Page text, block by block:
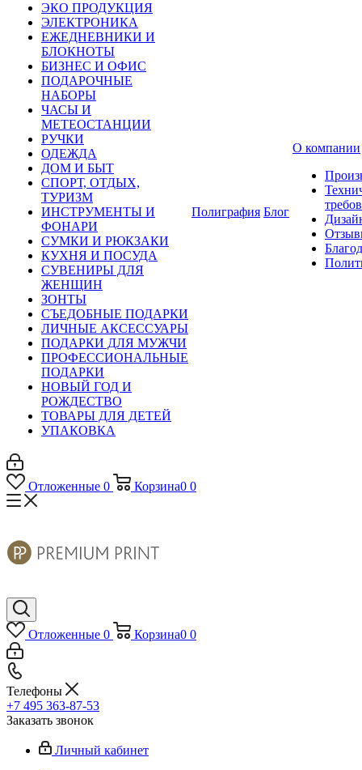
ЭКО ПРОДУКЦИЯ
ЭЛЕКТРОНИКА
ЕЖЕДНЕВНИКИ И
БЛОКНОТЫ
БИЗНЕС И ОФИС
ПОДАРОЧНЫЕ
НАБОРЫ
ЧАСЫ И
МЕТЕОСТАНЦИИ
РУЧКИ
ОДЕЖДА
ДОМ И БЫТ
СПОРТ, ОТДЫХ,
ТУРИЗМ
ИНСТРУМЕНТЫ И
ФОНАРИ
СУМКИ И РЮКЗАКИ
КУХНЯ И ПОСУДА
СУВЕНИРЫ ДЛЯ
ЖЕНЩИН
ЗОНТЫ
СЪЕДОБНЫЕ ПОДАРКИ
ЛИЧНЫЕ АКСЕССУАРЫ
ПОДАРКИ ДЛЯ МУЖЧИ
ПРОФЕССИОНАЛЬНЫЕ
ПОДАРКИ
НОВЫЙ ГОД И
РОЖДЕСТВО
ТОВАРЫ ДЛЯ ДЕТЕЙ
УПАКОВКА
Полиграфия Блог
О компании
Отложенные 0 Корзина0 0
Отложенные 0 Корзина0 0
Телефоны
+7 495 363-87-53
Заказать звонок
Личный кабинет